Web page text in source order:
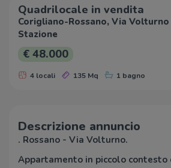
Quadrilocale in vendita
Corigliano-Rossano, Via Volturno
Stazione
€ 48.000
4 locali 135 Mq 1 bagno
Descrizione annuncio
. Rossano - Via Volturno.
Appartamento in piccolo contesto